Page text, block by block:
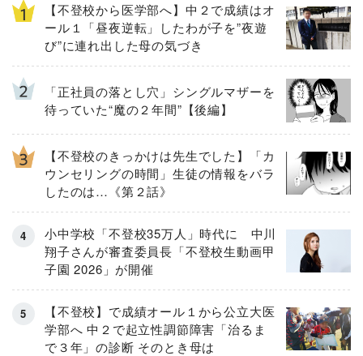
【不登校から医学部へ】中２で成績はオ
ール１「昼夜逆転」したわが子を”夜遊
び”に連れ出した母の気づき
「正社員の落とし穴」シングルマザーを
待っていた“魔の２年間”【後編】
【不登校のきっかけは先生でした】「カ
ウンセリングの時間」生徒の情報をバラ
したのは…《第２話》
小中学校「不登校35万人」時代に 中川
翔子さんが審査委員長「不登校生動画甲
子園 2026」が開催
【不登校】で成績オール１から公立大医
学部へ 中２で起立性調節障害「治るま
で３年」の診断 そのとき母は